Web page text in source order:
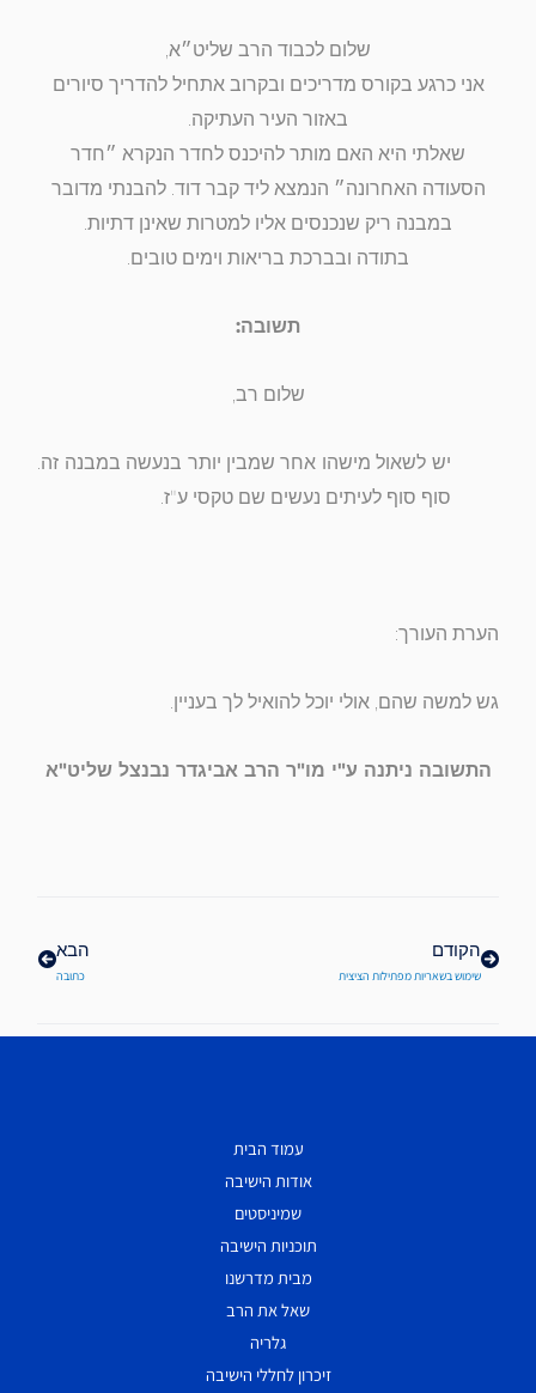
שלום לכבוד הרב שליט״א,
אני כרגע בקורס מדריכים ובקרוב אתחיל להדריך סיורים
באזור העיר העתיקה.
שאלתי היא האם מותר להיכנס לחדר הנקרא ״חדר
הסעודה האחרונה״ הנמצא ליד קבר דוד. להבנתי מדובר
במבנה ריק שנכנסים אליו למטרות שאינן דתיות.
בתודה ובברכת בריאות וימים טובים.
תשובה:
שלום רב,
יש לשאול מישהו אחר שמבין יותר בנעשה במבנה זה.
סוף סוף לעיתים נעשים שם טקסי ע"ז.
הערת העורך:
גש למשה שהם, אולי יוכל להואיל לך בעניין.
התשובה ניתנה ע"י מו"ר הרב אביגדר נבנצל שליט"א
הקודם
שימוש בשאריות מפתילות הציצית
הבא
כתובה
עמוד הבית
אודות הישיבה
שמיניסטים
תוכניות הישיבה
מבית מדרשנו
שאל את הרב
גלריה
זיכרון לחללי הישיבה